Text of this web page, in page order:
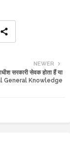
NEWER
सरकारी सेवक होता हैं या
General Knowledge